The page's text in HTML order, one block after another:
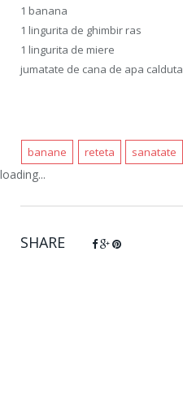
1 banana
1 lingurita de ghimbir ras
1 lingurita de miere
jumatate de cana de apa calduta
banane reteta sanatate
loading...
SHARE Google+
Pinterest